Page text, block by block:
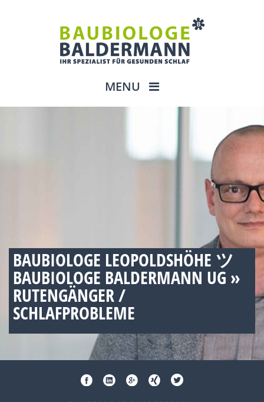
MENU
BAUBIOLOGE LEOPOLDSHÖHE ツ
BAUBIOLOGE BALDERMANN UG »
RUTENGÄNGER /
SCHLAFPROBLEME